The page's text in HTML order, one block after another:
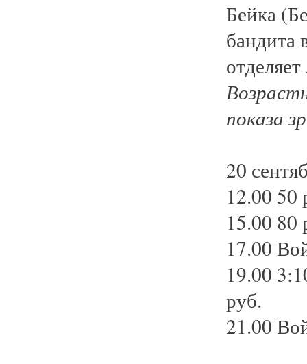
Бейка
бандита
показа
20
12.00 50
15.00 80
17.00
19.00
руб.
21.00